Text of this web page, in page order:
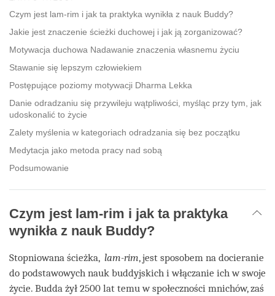
facebook
Czym jest lam-rim i jak ta praktyka wynikła z nauk Buddy?
Jakie jest znaczenie ścieżki duchowej i jak ją zorganizować?
Motywacja duchowa Nadawanie znaczenia własnemu życiu
Stawanie się lepszym człowiekiem
Postępujące poziomy motywacji Dharma Lekka
Danie odradzaniu się przywileju wątpliwości, myśląc przy tym, jak
udoskonalić to życie
Zalety myślenia w kategoriach odradzania się bez początku
Medytacja jako metoda pracy nad sobą
Podsumowanie
Czym jest lam-rim i jak ta praktyka
wynikła z nauk Buddy?
Stopniowana ścieżka, lam-rim, jest sposobem na docieranie
do podstawowych nauk buddyjskich i włączanie ich w swoje
życie. Budda żył 2500 lat temu w społeczności mnichów, zaś